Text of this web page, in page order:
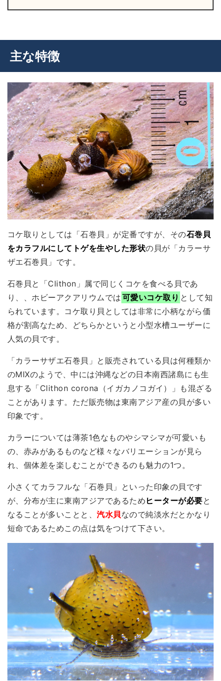
主な特徴
コケ取りとしては「石巻貝」が定番ですが、その石巻貝
をカラフルにしてトゲを生やした形状の貝が「カラーサ
ザエ石巻貝」です。
石巻貝と「Clithon」属で同じくコケを食べる貝であ
り、、ホビーアクアリウムでは 可愛いコケ取り として知
られています。コケ取り貝としては非常に小柄ながら価
格が割高なため、どちらかというと小型水槽ユーザーに
人気の貝です。
「カラーサザエ石巻貝」と販売されている貝は何種類か
のMIXのようで、中には沖縄などの日本南西諸島にも生
息する「Clithon corona（イガカノコガイ）」も混ざる
ことがあります。ただ販売物は東南アジア産の貝が多い
印象です。
カラーについては薄茶1色なものやシマシマが可愛いも
の、赤みがあるものなど様々なバリエーションが見ら
れ、個体差を楽しむことができるのも魅力の1つ。
小さくてカラフルな「石巻貝」といった印象の貝です
が、分布が主に東南アジアであるため ヒーターが必要と
なることが多いことと、汽水貝なので純淡水だとかなり
短命であるためこの点は気をつけて下さい。